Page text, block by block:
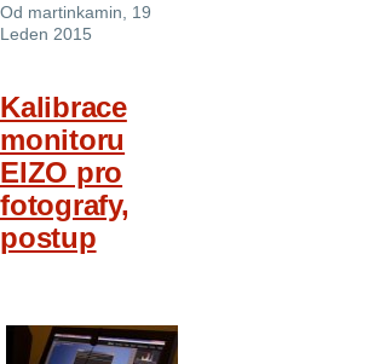
Od martinkamin , 19
Leden 2015
Kalibrace
monitoru
EIZO pro
fotografy,
postup